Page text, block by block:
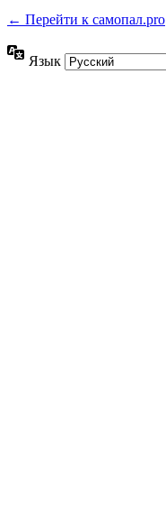
← Перейти к самопал.pro
Язык